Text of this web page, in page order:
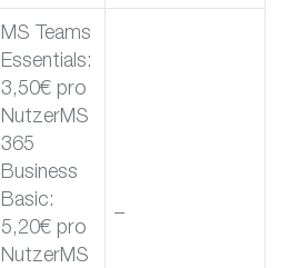
MS Teams
Essentials:
3,50€ pro
NutzerMS
365
Business
Basic:
5,20€ pro
NutzerMS
–